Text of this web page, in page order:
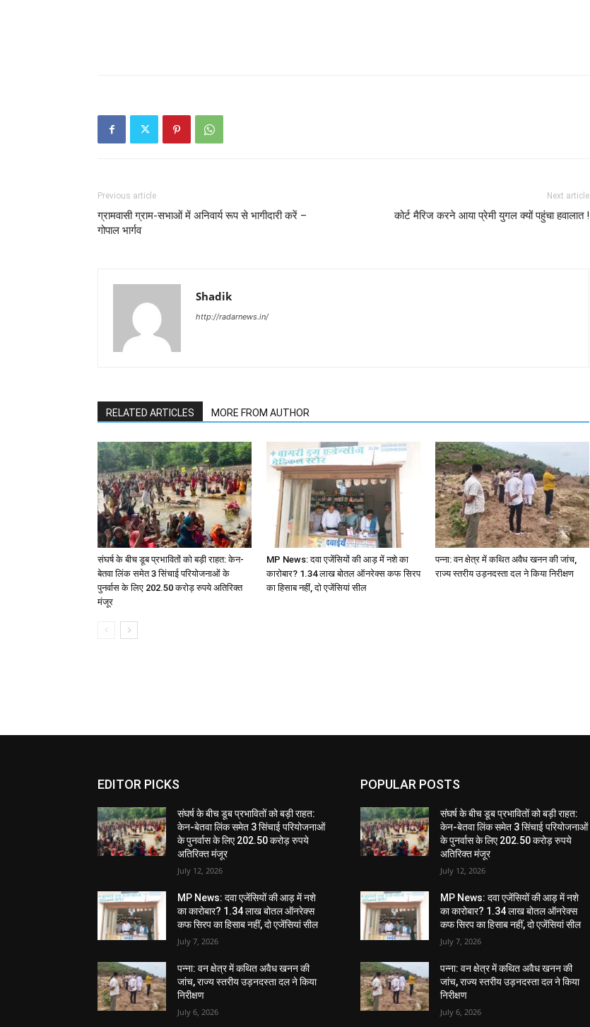
Previous article
ग्रामवासी ग्राम-सभाओं में अनिवार्य रूप से भागीदारी करें –
गोपाल भार्गव
Next article
कोर्ट मैरिज करने आया प्रेमी युगल क्यों पहुंचा हवालात !
Shadik
http://radarnews.in/
RELATED ARTICLES MORE FROM AUTHOR
संघर्ष के बीच डूब प्रभावितों को बड़ी राहत: केन-
बेतवा लिंक समेत 3 सिंचाई परियोजनाओं के
पुनर्वास के लिए 202.50 करोड़ रुपये अतिरिक्त
मंजूर
MP News: दवा एजेंसियों की आड़ में नशे का
कारोबार? 1.34 लाख बोतल ऑनरेक्स कफ सिरप
का हिसाब नहीं, दो एजेंसियां सील
पन्ना: वन क्षेत्र में कथित अवैध खनन की जांच,
राज्य स्तरीय उड़नदस्ता दल ने किया निरीक्षण
EDITOR PICKS
संघर्ष के बीच डूब प्रभावितों को बड़ी राहत:
केन-बेतवा लिंक समेत 3 सिंचाई परियोजनाओं
के पुनर्वास के लिए 202.50 करोड़ रुपये
अतिरिक्त मंजूर
July 12, 2026
MP News: दवा एजेंसियों की आड़ में नशे
का कारोबार? 1.34 लाख बोतल ऑनरेक्स
कफ सिरप का हिसाब नहीं, दो एजेंसियां सील
July 7, 2026
पन्ना: वन क्षेत्र में कथित अवैध खनन की
जांच, राज्य स्तरीय उड़नदस्ता दल ने किया
निरीक्षण
July 6, 2026
POPULAR POSTS
संघर्ष के बीच डूब प्रभावितों को बड़ी राहत:
केन-बेतवा लिंक समेत 3 सिंचाई परियोजनाओं
के पुनर्वास के लिए 202.50 करोड़ रुपये
अतिरिक्त मंजूर
July 12, 2026
MP News: दवा एजेंसियों की आड़ में नशे
का कारोबार? 1.34 लाख बोतल ऑनरेक्स
कफ सिरप का हिसाब नहीं, दो एजेंसियां सील
July 7, 2026
पन्ना: वन क्षेत्र में कथित अवैध खनन की
जांच, राज्य स्तरीय उड़नदस्ता दल ने किया
निरीक्षण
July 6, 2026